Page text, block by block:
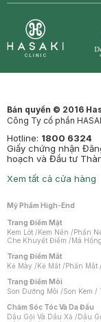
Bản quyền © 2016
Công Ty cổ phần
Hotline: 1800 6324
Giấy chứng nhận
hoạch và Đầu tư
Xem tất cả cửa hàng
Mỹ Phẩm High-End
Trang Điểm Mặt
Kem Lót /Kem Nền /Phấn
Che Khuyết Điểm /Má Hồng
Trang Điểm Mắt
Kẻ Mày /Kẻ Mắt /Phấn Mắt /
Trang Điểm Môi
Son Dưỡng Môi /Son Kem /
Chăm Sóc Tóc Và Da Đầu
Dầu Gội Và Dầu Xả /Dầu